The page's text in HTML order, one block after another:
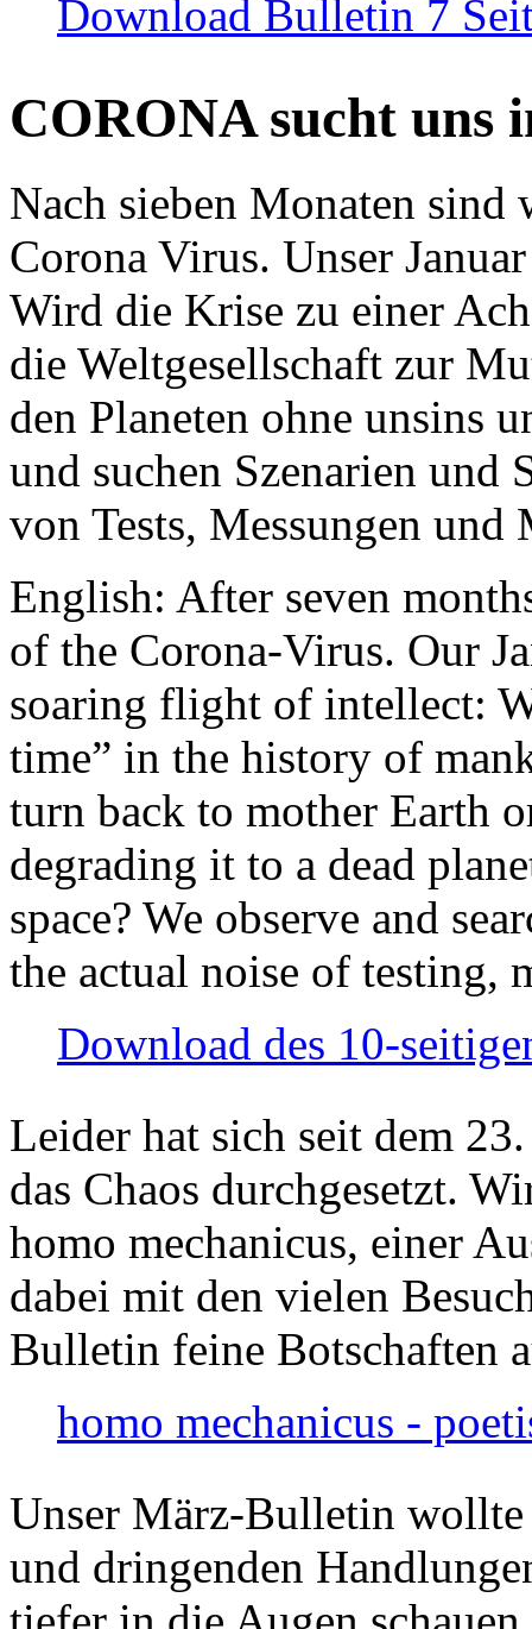
Download Bulletin 7
CORONA sucht uns
Nach sieben Monaten
Corona Virus. Unser
Wird die Krise zu einer
die Weltgesellschaft zur
den Planeten ohne unsins
und suchen Szenarien und
von Tests, Messungen und
English: After seven
of the Corona-Virus. Our
soaring flight of intellect:
time” in the history of
turn back to mother Earth
degrading it to a dead
space? We observe and
the actual noise of testing,
Download des 10-
Leider hat sich seit dem
das Chaos durchgesetzt.
homo mechanicus, einer
dabei mit den vielen
Bulletin feine Botschaften
homo mechanicus -
Unser März-Bulletin
und dringenden